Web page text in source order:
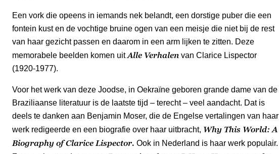
Een vork die opeens in iemands nek belandt, een dorstige puber die een
fontein kust en de vochtige bruine ogen van een meisje die niet bij de rest
van haar gezicht passen en daarom in een arm lijken te zitten. Deze
memorabele beelden komen uit Alle Verhalen van Clarice Lispector
(1920-1977).
Voor het werk van deze Joodse, in Oekraïne geboren grande dame van de
Braziliaanse literatuur is de laatste tijd – terecht – veel aandacht. Dat is
deels te danken aan Benjamin Moser, die de Engelse vertalingen van haar
werk redigeerde en een biografie over haar uitbracht, Why This World: A
Biography of Clarice Lispector. Ook in Nederland is haar werk populair.